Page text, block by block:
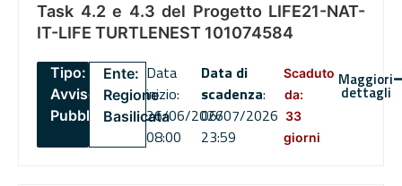
Task 4.2 e 4.3 del Progetto LIFE21-NAT-
IT-LIFE TURTLENEST 101074584
Tipo:
Avviso
Pubblico
Ente:
Regione
Basilicata
Data
inizio:
26/06/2026
08:00
Data di
scadenza:
06/07/2026
23:59
Scaduto
da:
33
giorni
Maggiori
dettagli